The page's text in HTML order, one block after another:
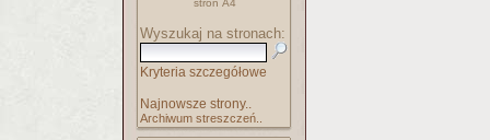
stron A4
Wyszukaj na stronach:
Kryteria szczegółowe
Najnowsze strony..
Archiwum streszczeń..